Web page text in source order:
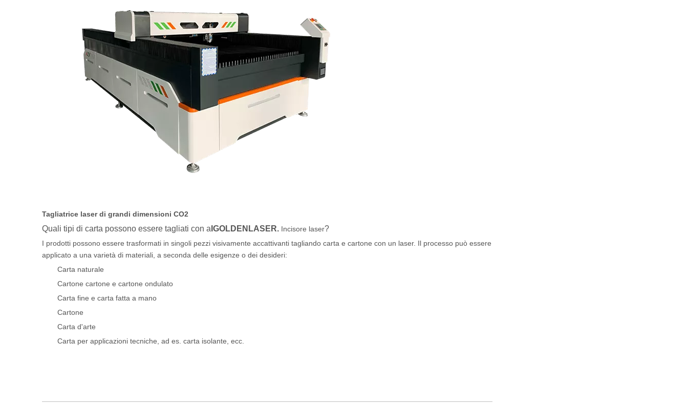
Tagliatrice laser di grandi dimensioni CO2
Quali tipi di carta possono essere tagliati con aIGOLDENLASER. Incisore laser?
I prodotti possono essere trasformati in singoli pezzi visivamente accattivanti tagliando carta e cartone con un laser. Il processo può essere
applicato a una varietà di materiali, a seconda delle esigenze o dei desideri:
Carta naturale
Cartone cartone e cartone ondulato
Carta fine e carta fatta a mano
Cartone
Carta d'arte
Carta per applicazioni tecniche, ad es. carta isolante, ecc.